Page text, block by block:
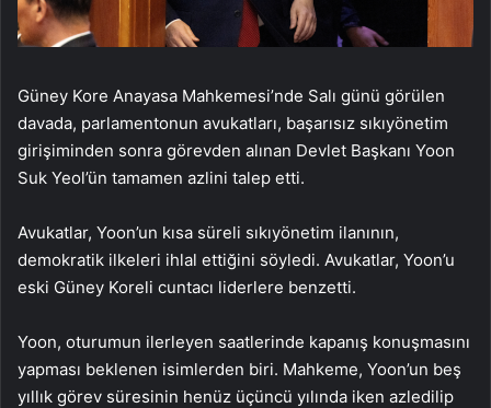
Güney Kore Anayasa Mahkemesi’nde Salı günü görülen
davada, parlamentonun avukatları, başarısız sıkıyönetim
girişiminden sonra görevden alınan Devlet Başkanı Yoon
Suk Yeol’ün tamamen azlini talep etti.
Avukatlar, Yoon’un kısa süreli sıkıyönetim ilanının,
demokratik ilkeleri ihlal ettiğini söyledi. Avukatlar, Yoon’u
eski Güney Koreli cuntacı liderlere benzetti.
Yoon, oturumun ilerleyen saatlerinde kapanış konuşmasını
yapması beklenen isimlerden biri. Mahkeme, Yoon’un beş
yıllık görev süresinin henüz üçüncü yılında iken azledilip